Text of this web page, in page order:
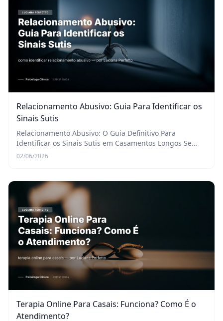
Relacionamento Abusivo: Guia Para Identificar os
Sinais Sutis
Relacionamento Abusivo: O Guia Definitivo Para
Identificar os Sinais Sutis em Casamentos Longos Se
você está lendo este artigo, é provável que uma
02/06/2026
Terapia Online Para Casais: Funciona? Como É o
Atendimento?